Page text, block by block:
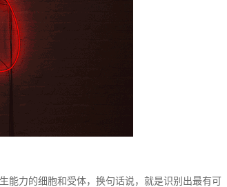
力的细胞和受体，换句话说，就是识别出最有可